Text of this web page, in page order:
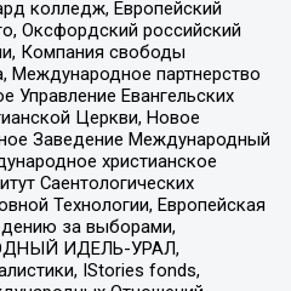
колледж, Европейский
Оксфордский российский
Компания свободы
партнерство
Управление Евангельских
Церкви, Новое
Заведение Международный
христианское
Саентологических
Технологии, Европейская
за выборами,
ИДЕЛЬ-УРАЛ,
IStories fonds,